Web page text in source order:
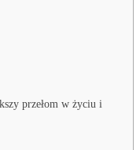
przełom w życiu i